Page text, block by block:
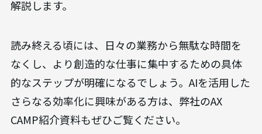
解説します。
読み終える頃には、日々の業務から無駄な時間を
なくし、より創造的な仕事に集中するための具体
的なステップが明確になるでしょう。AIを活用した
さらなる効率化に興味がある方は、弊社のAX
CAMP紹介資料もぜひご覧ください。